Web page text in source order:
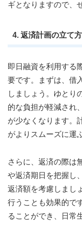
ギとなりますので、
4. 返済計画の立て
即日融資を利用する
要です。まずは、借
しましょう。ゆとり
的な負担が軽減され
が少なくなります。
がよりスムーズに運
さらに、返済の際は
や返済期日を把握し
返済額を考慮しまし
行うことも効果的で
ることができ、日常